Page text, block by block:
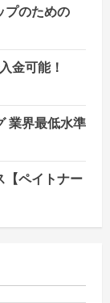
プのための
金可能！
業界最低水準
【ペイトナー